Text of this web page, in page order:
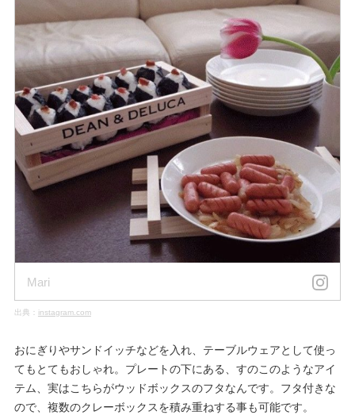
Mari
出典： instagram.com
おにぎりやサンドイッチなどを入れ、テーブルウェアとして使っ
てもとてもおしゃれ。プレートの下にある、すのこのようなアイ
テム、実はこちらがウッドボックスのフタなんです。フタ付きな
ので、複数のクレーボックスを積み重ねする事も可能です。